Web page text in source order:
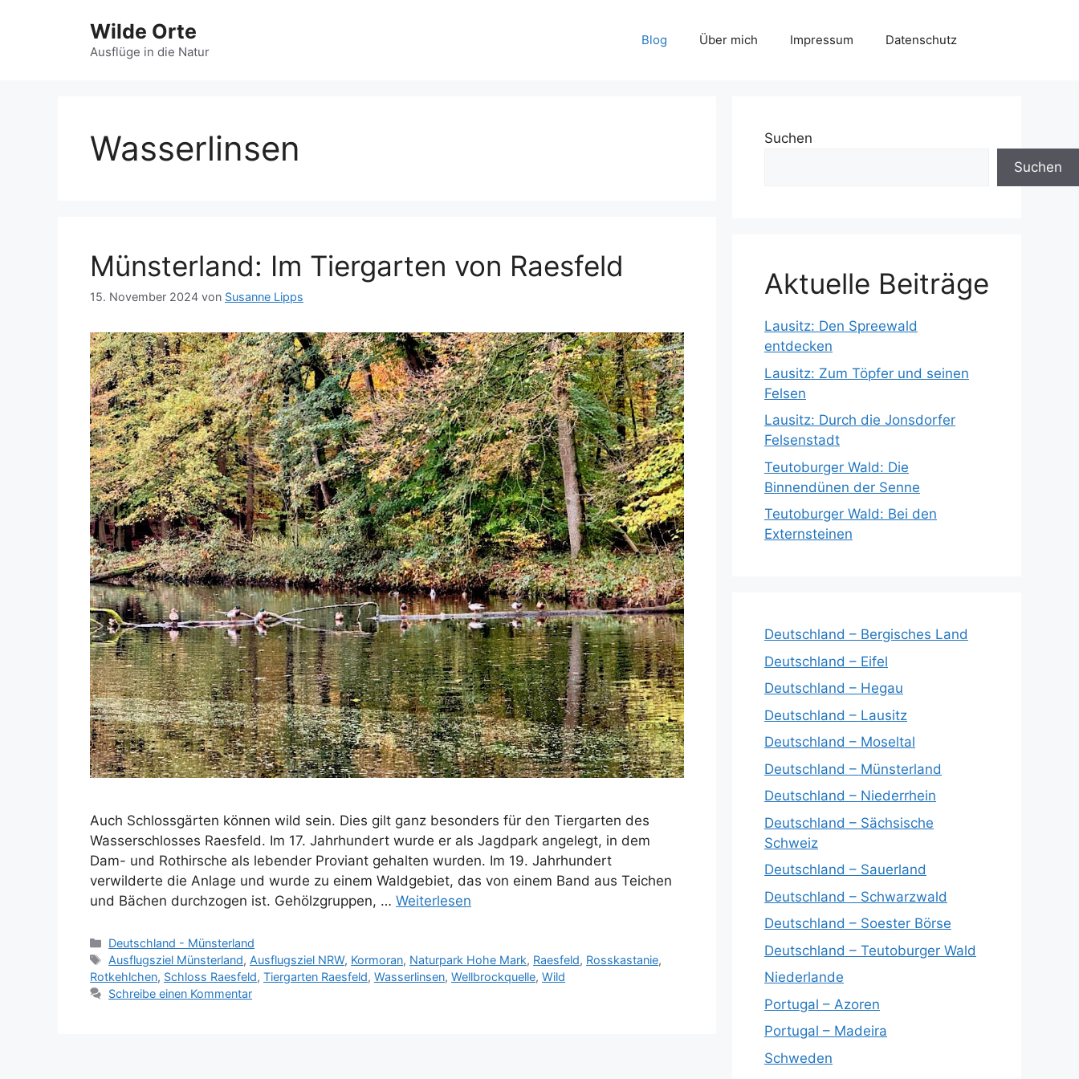
Wilde Orte
Ausflüge in die Natur
Blog Über mich Impressum Datenschutz
Wasserlinsen
Münsterland: Im Tiergarten von Raesfeld
15. November 2024 von Susanne Lipps
Auch Schlossgärten können wild sein. Dies gilt ganz besonders für den Tiergarten des
Wasserschlosses Raesfeld. Im 17. Jahrhundert wurde er als Jagdpark angelegt, in dem
Dam- und Rothirsche als lebender Proviant gehalten wurden. Im 19. Jahrhundert
verwilderte die Anlage und wurde zu einem Waldgebiet, das von einem Band aus Teichen
und Bächen durchzogen ist. Gehölzgruppen, … Weiterlesen
Kategorien
Deutschland - Münsterland
Schlagwörter
Ausflugsziel Münsterland, Ausflugsziel NRW, Kormoran, Naturpark Hohe Mark, Raesfeld, Rosskastanie,
Rotkehlchen, Schloss Raesfeld, Tiergarten Raesfeld, Wasserlinsen, Wellbrockquelle, Wild
Schreibe einen Kommentar
Suchen
Suchen
Aktuelle Beiträge
Lausitz: Den Spreewald
entdecken
Lausitz: Zum Töpfer und seinen
Felsen
Lausitz: Durch die Jonsdorfer
Felsenstadt
Teutoburger Wald: Die
Binnendünen der Senne
Teutoburger Wald: Bei den
Externsteinen
Deutschland – Bergisches Land
Deutschland – Eifel
Deutschland – Hegau
Deutschland – Lausitz
Deutschland – Moseltal
Deutschland – Münsterland
Deutschland – Niederrhein
Deutschland – Sächsische
Schweiz
Deutschland – Sauerland
Deutschland – Schwarzwald
Deutschland – Soester Börse
Deutschland – Teutoburger Wald
Niederlande
Portugal – Azoren
Portugal – Madeira
Schweden